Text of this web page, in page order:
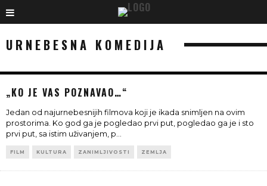
URNEBESNA KOMEDIJA
„KO JE VAS POZNAVAO…“
Jedan od najurnebesnijih filmova koji je ikada snimljen na ovim
prostorima. Ko god ga je pogledao prvi put, pogledao ga je i sto
prvi put, sa istim uživanjem, p...
FILM KULTURA ZANIMLJIVOSTI ZEMLJA